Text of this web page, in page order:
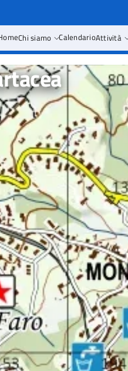
Chi siamo CalendarioAttività